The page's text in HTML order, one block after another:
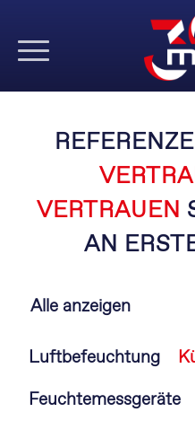
VERTRAUEN
AN
Alle anzeigen
Navigation
Luftbefeuchtung
Feuchtemessgeräte